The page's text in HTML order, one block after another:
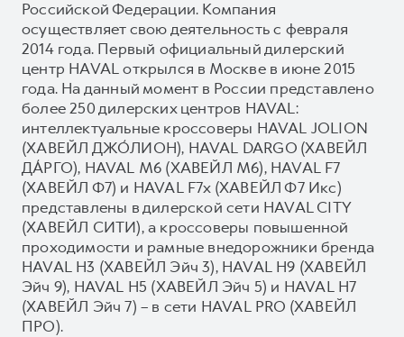
Российской Федерации. Компания
осуществляет свою деятельность с февраля
2014 года. Первый официальный дилерский
центр HAVAL открылся в Москве в июне 2015
года. На данный момент в России представлено
более 250 дилерских центров HAVAL:
интеллектуальные кроссоверы HAVAL JOLION
(ХАВЕЙЛ ДЖО́ЛИОН), HAVAL DARGO (ХАВЕЙЛ
ДА́РГО), HAVAL М6 (ХАВЕЙЛ M6), HAVAL F7
(ХАВЕЙЛ Ф7) и HAVAL F7x (ХАВЕЙЛ Ф7 Икс)
представлены в дилерской сети HAVAL CITY
(ХАВЕЙЛ СИТИ), а кроссоверы повышенной
проходимости и рамные внедорожники бренда
HAVAL H3 (ХАВЕЙЛ Эйч 3), HAVAL H9 (ХАВЕЙЛ
Эйч 9), HAVAL H5 (ХАВЕЙЛ Эйч 5) и HAVAL H7
(ХАВЕЙЛ Эйч 7) – в сети HAVAL PRO (ХАВЕЙЛ
ПРО).